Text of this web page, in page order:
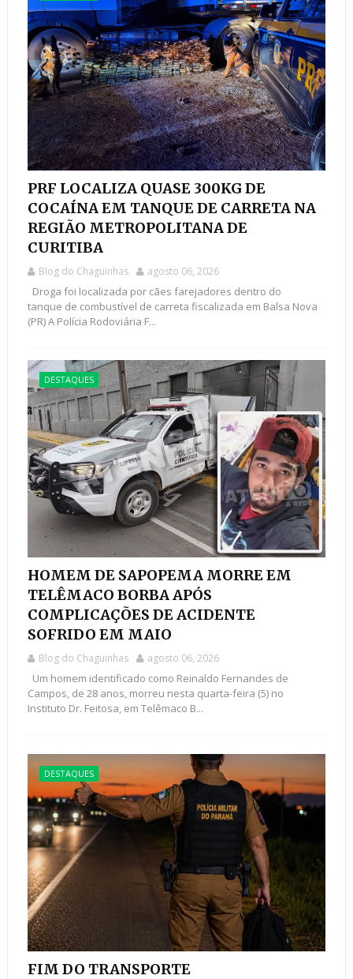
PRF LOCALIZA QUASE 300KG DE
COCAÍNA EM TANQUE DE CARRETA NA
REGIÃO METROPOLITANA DE
CURITIBA
Blog do Chaguinhas agosto 06, 2026
Droga foi localizada por cães farejadores dentro do
tanque de combustível de carreta fiscalizada em Balsa Nova
(PR) A Polícia Rodoviária F...
DESTAQUES
HOMEM DE SAPOPEMA MORRE EM
TELÊMACO BORBA APÓS
COMPLICAÇÕES DE ACIDENTE
SOFRIDO EM MAIO
Blog do Chaguinhas agosto 06, 2026
Um homem identificado como Reinaldo Fernandes de
Campos, de 28 anos, morreu nesta quarta-feira (5) no
Instituto Dr. Feitosa, em Telêmaco B...
DESTAQUES
FIM DO TRANSPORTE